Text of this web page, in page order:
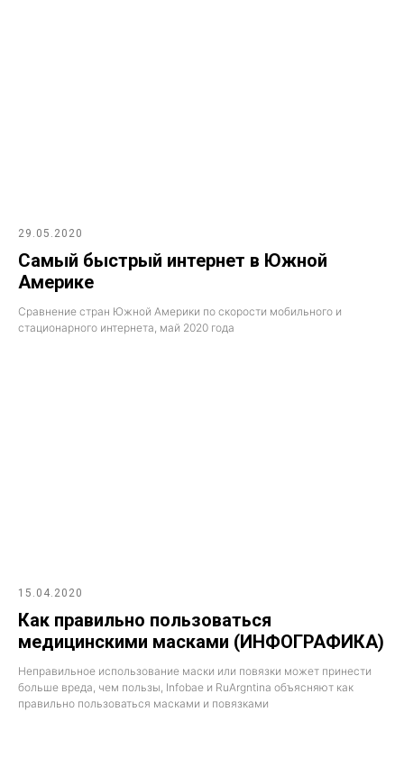
29.05.2020
Самый быстрый интернет в Южной
Америке
Сравнение стран Южной Америки по скорости мобильного и
стационарного интернета, май 2020 года
15.04.2020
Как правильно пользоваться
медицинскими масками (ИНФОГРАФИКА)
Неправильное использование маски или повязки может принести
больше вреда, чем пользы, Infobae и RuArgntina объясняют как
правильно пользоваться масками и повязками